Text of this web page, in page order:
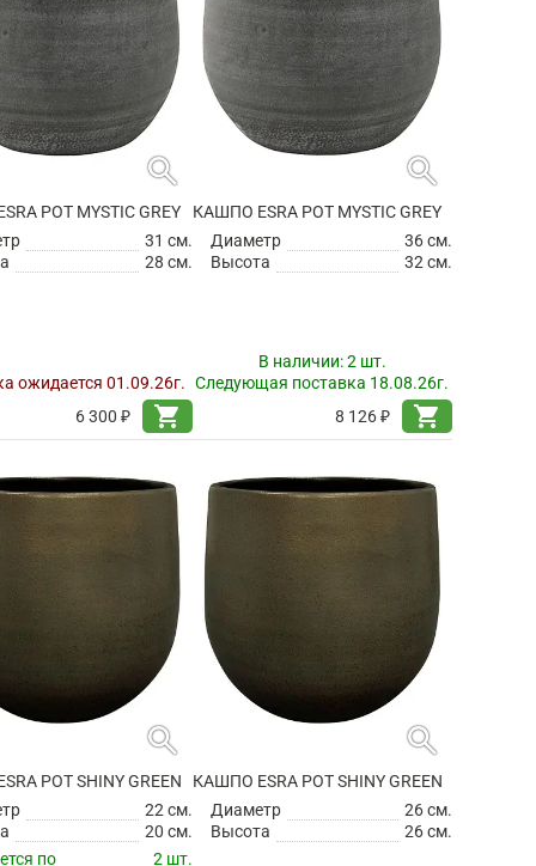
search
POT MYSTIC GREY
31 см.
28 см.
ожидается 01.09.26г.
6 300 ₽
shopping_cart
search
КАШПО ESRA POT MYSTIC GREY
Диаметр
36 см.
Высота
32 см.
В наличии:2 шт.
Следующая поставка 18.08.26г.
8 126 ₽
shopping_cart
search
POT SHINY GREEN
22 см.
20 см.
по
2 шт.
search
КАШПО ESRA POT SHINY GREEN
Диаметр
26 см.
Высота
26 см.